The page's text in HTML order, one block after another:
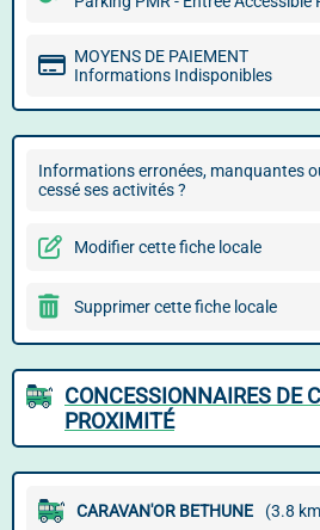
MOYENS DE PAIEMENT
Informations Indisponibles
Informations erronées, manquantes
cessé ses activités ?
Modifier cette fiche locale
Supprimer cette fiche locale
CONCESSIONNAIRES DE
PROXIMITÉ
CARAVAN'OR BETHUNE (3.8